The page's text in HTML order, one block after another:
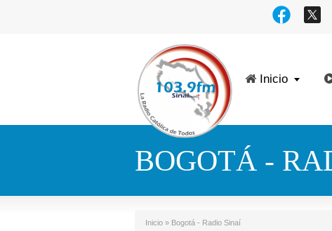
Inicio
BOGOTÁ -
Inicio » Bogotá - Radio Sinaí